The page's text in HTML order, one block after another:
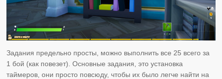
Задания предельно просты, можно выполнить все 25 всего за
1 бой (как повезет). Основные задания, это установка
таймеров, они просто повсюду, чтобы их было легче найти на